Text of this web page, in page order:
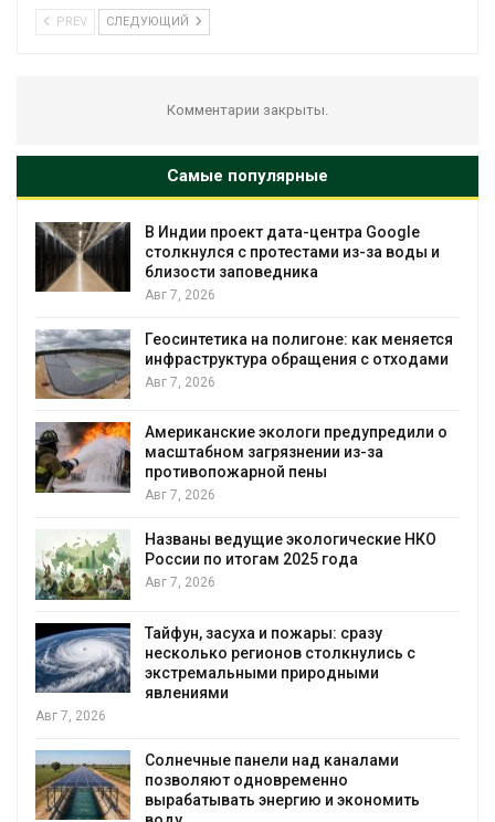
PREV СЛЕДУЮЩИЙ
Комментарии закрыты.
Самые популярные
В Индии проект дата-центра Google
столкнулся с протестами из-за воды и
близости заповедника
Авг 7, 2026
Геосинтетика на полигоне: как меняется
инфраструктура обращения с отходами
Авг 7, 2026
Американские экологи предупредили о
масштабном загрязнении из-за
противопожарной пены
Авг 7, 2026
Названы ведущие экологические НКО
России по итогам 2025 года
Авг 7, 2026
Тайфун, засуха и пожары: сразу
несколько регионов столкнулись с
экстремальными природными
явлениями
Солнечные панели над каналами
позволяют одновременно
вырабатывать энергию и экономить